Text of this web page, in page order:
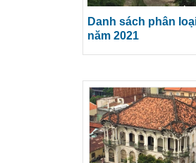
Danh sách phân
năm 2021